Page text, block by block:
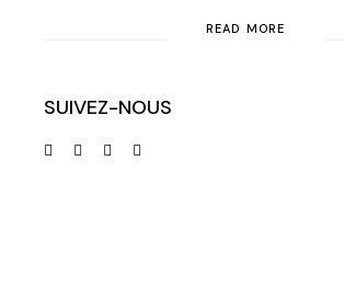
READ MORE
SUIVEZ-NOUS